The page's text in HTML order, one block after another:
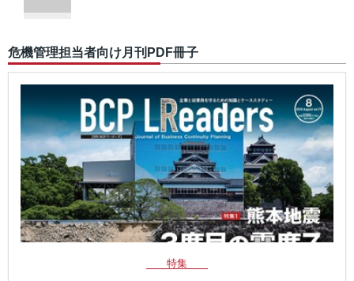
危機管理担当者向け月刊PDF冊子
特集